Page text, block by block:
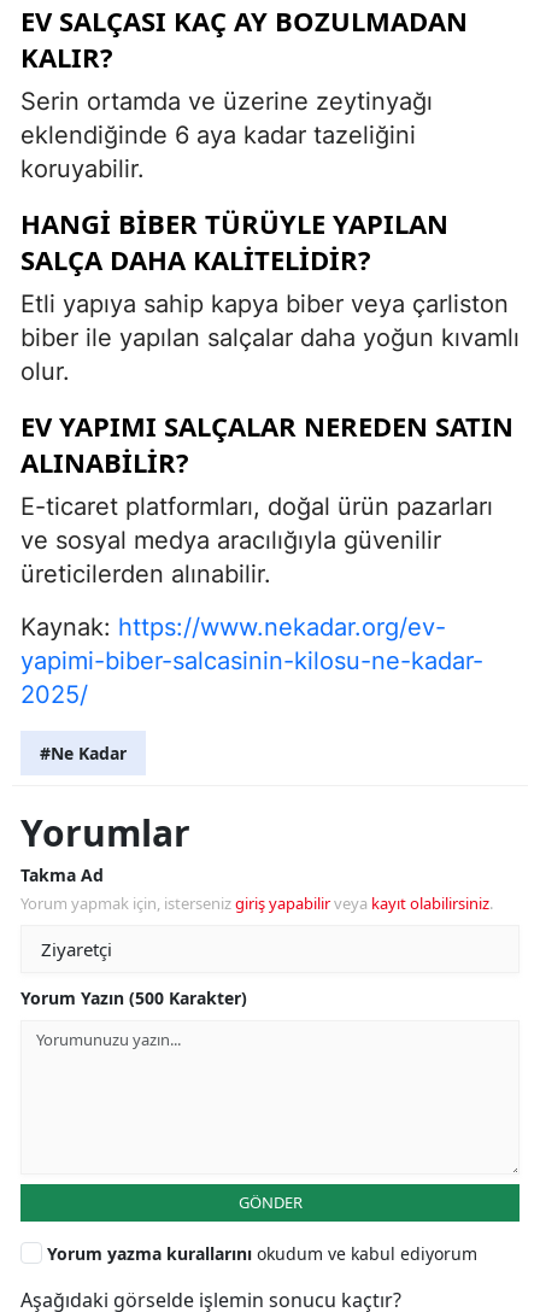
EV SALÇASI KAÇ AY BOZULMADAN
KALIR?
Serin ortamda ve üzerine zeytinyağı
eklendiğinde 6 aya kadar tazeliğini
koruyabilir.
HANGI BIBER TÜRÜYLE YAPILAN
SALÇA DAHA KALITELIDIR?
Etli yapıya sahip kapya biber veya çarliston
biber ile yapılan salçalar daha yoğun kıvamlı
olur.
EV YAPIMI SALÇALAR NEREDEN SATIN
ALINABILIR?
E-ticaret platformları, doğal ürün pazarları
ve sosyal medya aracılığıyla güvenilir
üreticilerden alınabilir.
Kaynak: https://www.nekadar.org/ev-
yapimi-biber-salcasinin-kilosu-ne-kadar-
2025/
#Ne Kadar
Yorumlar
Takma Ad
Yorum yapmak için, istersenizgiriş yapabilirveya kayıt olabilirsiniz.
Yorum Yazın (500 Karakter)
GÖNDER
Yorum yazma kurallarını okudum ve kabul ediyorum
Aşağıdaki görselde işlemin sonucu kaçtır?